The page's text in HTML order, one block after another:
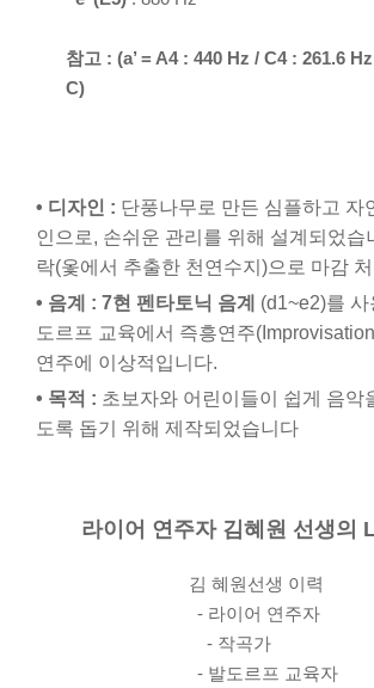
참고 : (a’ = A4 : 440 Hz / C4 : 261.6
C)
• 디자인 : 단풍나무로 만든 심플하고 자
인으로, 손쉬운 관리를 위해 설계되었습
락(옻에서 추출한 천연수지)으로 마감 처
• 음계 : 7현 펜타토닉 음계
(d1~e2)를
도르프 교육에서 즉흥연주
연주에 이상적입니다.
• 목적 : 초보자와 어린이들이 쉽게 음악
도록 돕기 위해 제작되었습니다
라이어 연주자 김혜원 선생의
김 혜원선생 이력
- 라이어 연주자
- 작곡가
- 발도르프 교육자